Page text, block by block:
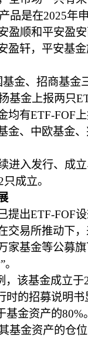
品是在2025年
盈顺和平安盈
盈轩，平安基
金、招商基金
基金上报两只
均有ETF-FOF
金、中欧基金
入发行、成立
成立。
出ETF-FOF设
交易所推动下
家基金等公募
该基金成立于
时的招募说明书
基金资产的80%
基金资产的仓